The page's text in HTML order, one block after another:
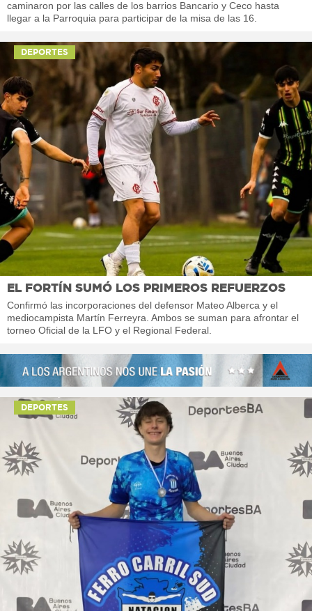
caminaron por las calles de los barrios Bancario y Ceco hasta
llegar a la Parroquia para participar de la misa de las 16.
DEPORTES
EL FORTÍN SUMÓ LOS PRIMEROS REFUERZOS
Confirmó las incorporaciones del defensor Mateo Alberca y el
mediocampista Martín Ferreyra. Ambos se suman para afrontar el
torneo Oficial de la LFO y el Regional Federal.
DEPORTES